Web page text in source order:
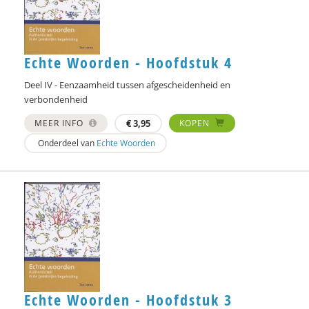
Marcel de Rooij
Delphine De Smet
prof. dr. Peter Derkx
Hanke Drop
Joachim Duyndam
Maxime Essers
Olaf Galisch
Anne Goossensen
Rik Hospers
Ruben Jacobs
Doortje Kal
Echte Woorden - Hoofdstuk 4
Deel IV - Eenzaamheid tussen afgescheidenheid en
verbondenheid
MEER INFO €3,95
KOPEN
Onderdeel van Echte Woorden
Echte Woorden - Hoofdstuk 3